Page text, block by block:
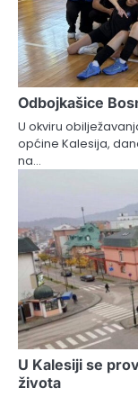
Odbojkašice
U okviru
općine Kalesija,
na…
U Kalesiji se
života